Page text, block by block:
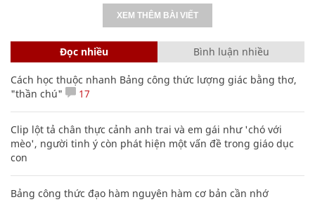
XEM THÊM BÀI VIẾT
Đọc nhiều Bình luận nhiều
Cách học thuộc nhanh Bảng công thức lượng giác bằng thơ,
"thần chú"
17
Clip lột tả chân thực cảnh anh trai và em gái như 'chó với
mèo', người tinh ý còn phát hiện một vấn đề trong giáo dục
con
Bảng công thức đạo hàm nguyên hàm cơ bản cần nhớ